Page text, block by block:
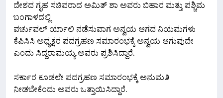
ದೇಶದ ಗೃಹ ಸಚಿವರಾದ ಅಮಿತ್ ಶಾ ಅವರು ಬಿಹಾರ ಮತ್ತು ಪಶ್ಚಿಮ
ಬಂಗಾಳದಲ್ಲಿ
ವರ್ಚುವಲ್ ರ್ಯಾಲಿ ನಡೆಸುವಾಗ ಅನ್ವಯ ಆಗದ ನಿಯಮಗಳು
ಕೆಪಿಸಿಸಿ ಅಧ್ಯಕ್ಷರ ಪದಗ್ರಹಣ ಸಮಾರಂಭಕ್ಕೆ ಅನ್ವಯ ಆಗುವುದೇ
ಎಂದು ಸಿದ್ದರಾಮಯ್ಯ ಅವರು ಪ್ರಶಿಸಿದ್ದಾರೆ.
ಸರ್ಕಾರ ಕೂಡಲೇ ಪದಗ್ರಹಣ ಸಮಾರಂಭಕ್ಕೆ ಅನುಮತಿ
ನೀಡಬೇಕೆಂದು ಅವರು ಒತ್ತಾಯಿಸಿದ್ದಾರೆ.